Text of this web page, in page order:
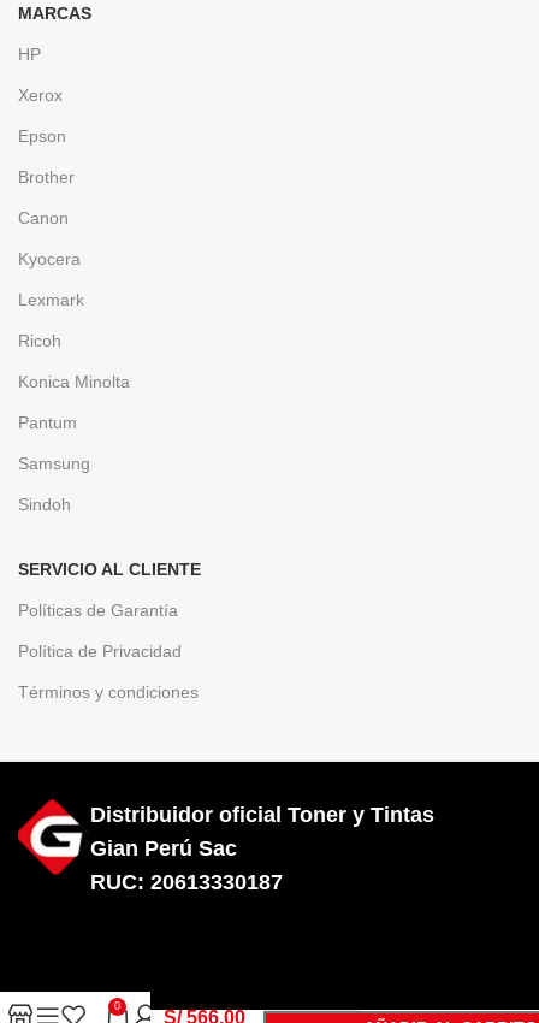
MARCAS
HP
Xerox
Epson
Brother
Canon
Kyocera
Lexmark
Ricoh
Konica Minolta
Pantum
Samsung
Sindoh
SERVICIO AL CLIENTE
Políticas de Garantía
Política de Privacidad
Términos y condiciones
Distribuidor oficial Toner y Tintas
Gian Perú Sac
RUC: 20613330187
414A
W2022A
S/566.00
0